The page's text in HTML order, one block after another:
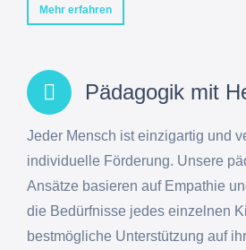
Mehr erfahren
Pädagogik mit
Jeder Mensch ist einzigartig und
individuelle Förderung. Unsere
Ansätze basieren auf Empathie
die Bedürfnisse jedes einzelnen
bestmögliche Unterstützung auf